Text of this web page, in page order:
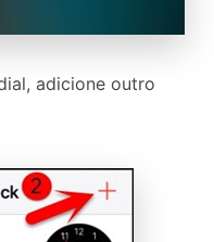
adicione outro